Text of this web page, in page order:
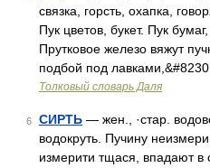
связка, горсть, охапка,
Пук цветов, букет. Пук
Прутковое железо вяжут
подбой под
Толковый словарь Даля
6 СИРТЬ — жен., ·стар.
водокруть. Пучину
измерити тщася, впадают в